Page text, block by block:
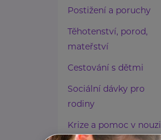
Postižení a poruchy
Těhotenství, porod,
mateřství
Cestování s dětmi
Sociální dávky pro
rodiny
Krize a pomoc v nouzi